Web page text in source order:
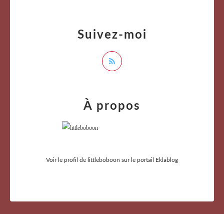
Suivez-moi
À propos
Voir le profil de littleboboon sur le portail Eklablog